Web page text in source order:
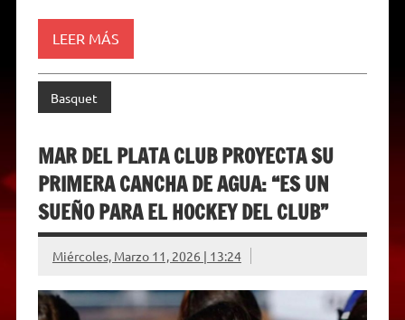
LEER MÁS
Basquet
MAR DEL PLATA CLUB PROYECTA SU
PRIMERA CANCHA DE AGUA: “ES UN
SUEÑO PARA EL HOCKEY DEL CLUB”
Miércoles, Marzo 11, 2026 | 13:24